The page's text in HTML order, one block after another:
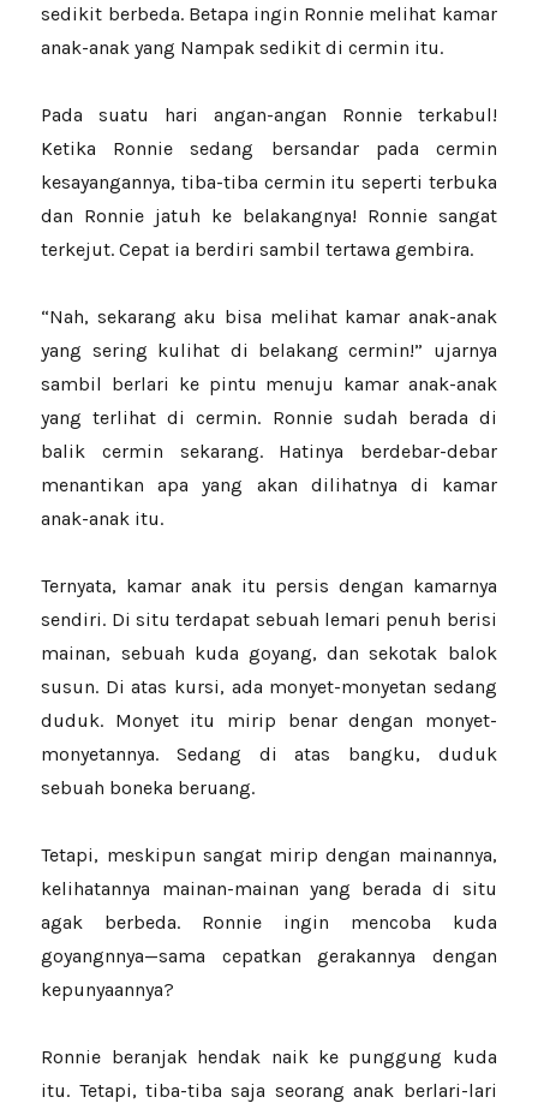
sedikit berbeda. Betapa ingin Ronnie melihat kamar
anak-anak yang Nampak sedikit di cermin itu.
Pada suatu hari angan-angan Ronnie terkabul!
Ketika Ronnie sedang bersandar pada cermin
kesayangannya, tiba-tiba cermin itu seperti terbuka
dan Ronnie jatuh ke belakangnya! Ronnie sangat
terkejut. Cepat ia berdiri sambil tertawa gembira.
“Nah, sekarang aku bisa melihat kamar anak-anak
yang sering kulihat di belakang cermin!” ujarnya
sambil berlari ke pintu menuju kamar anak-anak
yang terlihat di cermin. Ronnie sudah berada di
balik cermin sekarang. Hatinya berdebar-debar
menantikan apa yang akan dilihatnya di kamar
anak-anak itu.
Ternyata, kamar anak itu persis dengan kamarnya
sendiri. Di situ terdapat sebuah lemari penuh berisi
mainan, sebuah kuda goyang, dan sekotak balok
susun. Di atas kursi, ada monyet-monyetan sedang
duduk. Monyet itu mirip benar dengan monyet-
monyetannya. Sedang di atas bangku, duduk
sebuah boneka beruang.
Tetapi, meskipun sangat mirip dengan mainannya,
kelihatannya mainan-mainan yang berada di situ
agak berbeda. Ronnie ingin mencoba kuda
goyangnnya—sama cepatkan gerakannya dengan
kepunyaannya?
Ronnie beranjak hendak naik ke punggung kuda
itu. Tetapi, tiba-tiba saja seorang anak berlari-lari